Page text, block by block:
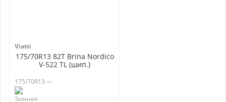
Viatti
175/70R13 82T Brina Nordico
V-522 TL (шип.)
175/70R13 —